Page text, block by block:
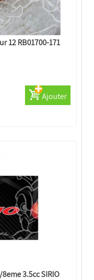
12 RB01700-171
Ajouter
3.5cc SIRIO